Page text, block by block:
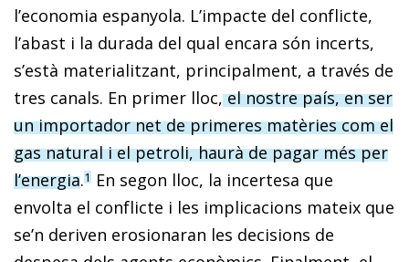
l’economia espanyola. L’impacte del conflicte,
l’abast i la durada del qual encara són incerts,
s’està materialitzant, principalment, a través de
tres canals. En primer lloc,el nostre país, en ser
un importador net de primeres matèries com el
gas natural i el petroli, haurà de pagar més per
l’energia.1 En segon lloc, la incertesa que
envolta el conflicte i les implicacions ma­­teix que
se’n deriven erosionaran les decisions de